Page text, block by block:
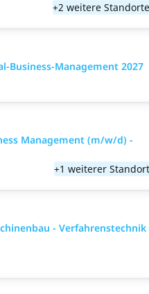
+2 weitere Standorte
Business-Management 2027
Management (m/w/d) -
+1 weiterer Standort
- Verfahrenstechnik